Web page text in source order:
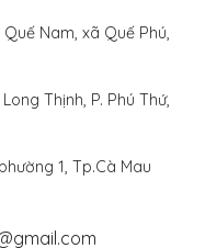
Nam, xã Quế Phú,
Thịnh, P. Phú Thứ,
1, Tp.Cà Mau